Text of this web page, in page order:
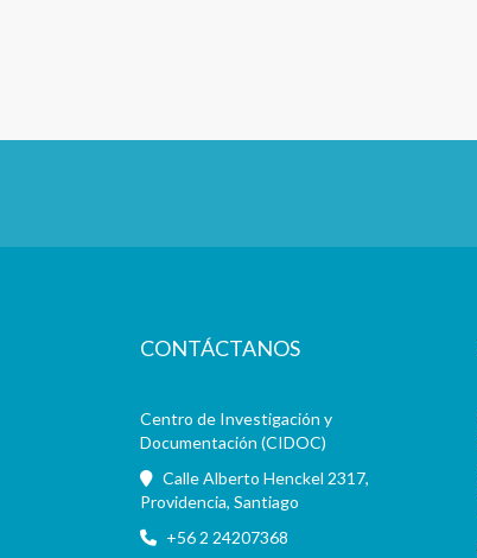
CONTÁCTANOS
Centro de Investigación y
Documentación (CIDOC)
Calle Alberto Henckel 2317,
Providencia, Santiago
+56 2 24207368